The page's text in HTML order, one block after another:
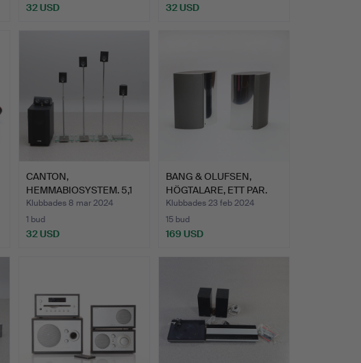
32 USD 32 USD
CANTON,
HEMMABIOSYSTEM. 5,1
system med fem…
Klubbades 8 mar 2024
1 bud
32 USD
BANG & OLUFSEN,
HÖGTALARE, ETT PAR.
Alumin…
Klubbades 23 feb 2024
15 bud
169 USD